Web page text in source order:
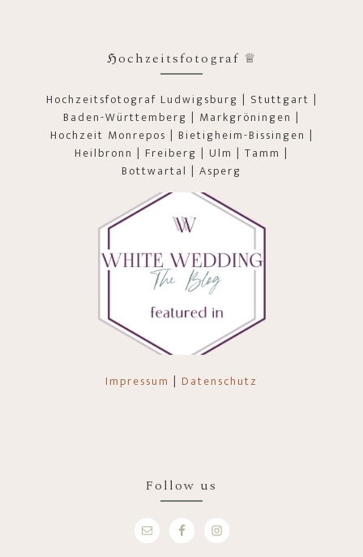
ℌochzeitsfotograf ♕
Hochzeitsfotograf Ludwigsburg | Stuttgart |
Baden-Württemberg | Markgröningen |
Hochzeit Monrepos | Bietigheim-Bissingen |
Heilbronn | Freiberg | Ulm | Tamm |
Bottwartal | Asperg
Impressum | Datenschutz
Follow us